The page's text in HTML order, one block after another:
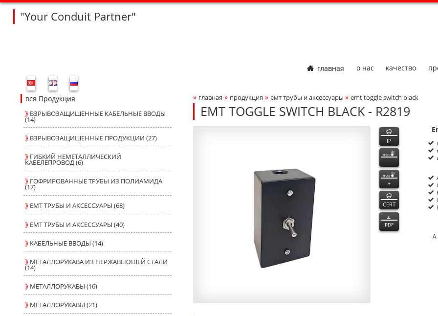
"Your Conduit Partner"
главная о нас качество
вся Продукция
⟫ ВЗРЫВОЗАЩИЩЕННЫЕ КАБЕЛЬНЫЕ ВВОДЫ
(14)
⟫ ВЗРЫВОЗАЩИЩЕННЫЕ ПРОДУКЦИИ (27)
⟫ ГИБКИЙ НЕМЕТАЛЛИЧЕСКИЙ
КАБЕЛЕПРОВОД (6)
⟫ ГОФРИРОВАННЫЕ ТРУБЫ ИЗ ПОЛИАМИДА
(17)
⟫ ЕМТ ТРУБЫ И АКСЕССУАРЫ (68)
⟫ ЕМТ ТРУБЫ И АКСЕССУАРЫ (40)
⟫ КАБЕЛЬНЫЕ ВВОДЫ (14)
⟫ МЕТАЛЛОРУКАВА ИЗ НЕРЖАВЕЮЩЕЙ СТАЛИ
(14)
⟫ МЕТАЛЛОРУКАВЫ (16)
⟫ МЕТАЛЛОРУКАВЫ (21)
Breadcrumbs Navigation
» главная » продукция » емт трубы и аксессуары » emt toggle switch black
EMT TOGGLE SWITCH BLACK - R2819
R2819
R2819 функции
IP
min
max
+
CERT
PDF